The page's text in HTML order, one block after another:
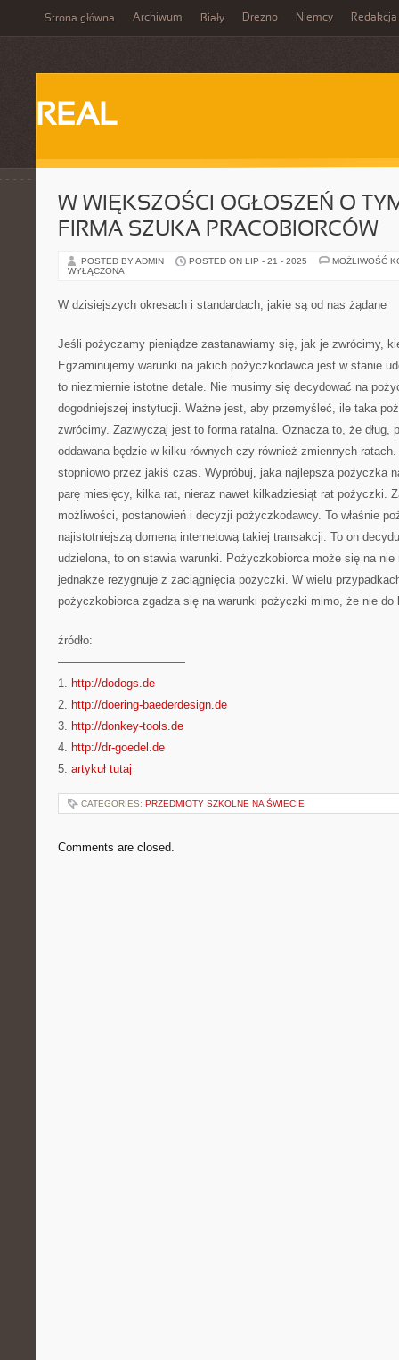
Strona główna Archiwum Biały Drezno Niemcy Redakcja
REAL
W WIĘKSZOŚCI OGŁOSZEŃ O
FIRMA SZUKA PRACOBIORCÓW
POSTED BY ADMIN POSTED ON LIP - 21 - 2025
MOŻLIWOŚĆ
WYŁĄCZONA
W dzisiejszych okresach i standardach, jakie są od nas żądane
Jeśli pożyczamy pieniądze zastanawiamy się, jak je zwrócimy,
Egzaminujemy warunki na jakich pożyczkodawca jest w stanie
to niezmiernie istotne detale. Nie musimy się decydować na
dogodniejszej instytucji. Ważne jest, aby przemyśleć, ile taka
zwrócimy. Zazwyczaj jest to forma ratalna. Oznacza to, że dług,
oddawana będzie w kilku równych czy również zmiennych ratach.
stopniowo przez jakiś czas. Wypróbuj, jaka najlepsza pożyczka
parę miesięcy, kilka rat, nieraz nawet kilkadziesiąt rat pożyczki.
możliwości, postanowień i decyzji pożyczkodawcy. To właśnie
najistotniejszą domeną internetową takiej transakcji. To on
udzielona, to on stawia warunki. Pożyczkobiorca może się na
jednakże rezygnuje z zaciągnięcia pożyczki. W wielu
pożyczkobiorca zgadza się na warunki pożyczki mimo, że nie do
źródło:
———————————
1. http://dodogs.de
2. http://doering-baederdesign.de
3. http://donkey-tools.de
4. http://dr-goedel.de
5. artykuł tutaj
CATEGORIES: PRZEDMIOTY SZKOLNE NA ŚWIECIE
Comments are closed.